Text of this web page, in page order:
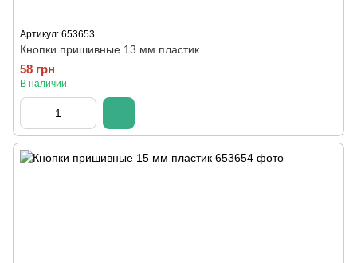
Артикул: 653653
Кнопки пришивные 13 мм пластик
58 грн
В наличии